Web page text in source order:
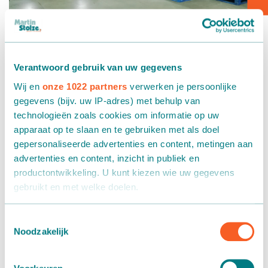
Verantwoord gebruik van uw gegevens
Wij en onze 1022 partners verwerken je persoonlijke
gegevens (bijv. uw IP-adres) met behulp van
technologieën zoals cookies om informatie op uw
apparaat op te slaan en te gebruiken met als doel
gepersonaliseerde advertenties en content, metingen aan
advertenties en content, inzicht in publiek en
productontwikkeling. U kunt kiezen wie uw gegevens
gebruikt en met welke doelen.
Informatie verzamelen over uw geografische locatie,
Uw apparaat identificeren door het actief te scannen
Noodzakelijk
Steentje bijdrage met rollenbanen
10 december 2021
Rollenbanen Martin Stolze
Ook dit jaar zijn we weer blij dat we ons steentje kunnen
bijdragen met onze rollenbanen
medewerkers van Unilever in Rotterdam Ahoy vrijwillig
kerstpakketten ingepakt voor de voedselbank. Dit jaar
Verpakken - Inpakken - Sorteren